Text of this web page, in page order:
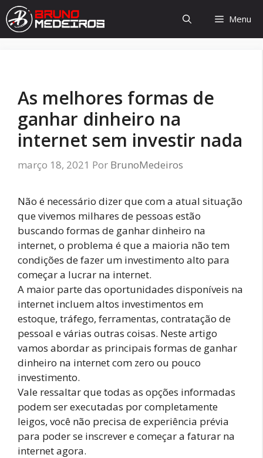
Pular
para
o
Menu
As melhores formas de
ganhar dinheiro na
internet sem investir nada
março 18, 2021 Por BrunoMedeiros
Não é necessário dizer que com a atual situação
que vivemos milhares de pessoas estão
buscando formas de ganhar dinheiro na
internet, o problema é que a maioria não tem
condições de fazer um investimento alto para
começar a lucrar na internet.
A maior parte das oportunidades disponíveis na
internet incluem altos investimentos em
estoque, tráfego, ferramentas, contratação de
pessoal e várias outras coisas. Neste artigo
vamos abordar as principais formas de ganhar
dinheiro na internet com zero ou pouco
investimento.
Vale ressaltar que todas as opções informadas
podem ser executadas por completamente
leigos, você não precisa de experiência prévia
para poder se inscrever e começar a faturar na
internet agora.